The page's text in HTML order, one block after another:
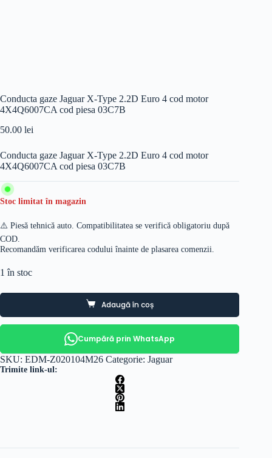
Conducta gaze Jaguar X-Type 2.2D Euro 4 cod motor
4X4Q6007CA cod piesa 03C7B
50.00 lei
Conducta gaze Jaguar X-Type 2.2D Euro 4 cod motor
4X4Q6007CA cod piesa 03C7B
Stoc limitat în magazin
⚠️ Piesă tehnică auto. Compatibilitatea se verifică obligatoriu după
COD.
Recomandăm verificarea codului înainte de plasarea comenzii.
1 în stoc
Adaugă în coș
Cumpără prin WhatsApp
SKU: EDM-Z020104M26 Categorie: Jaguar
Trimite link-ul: